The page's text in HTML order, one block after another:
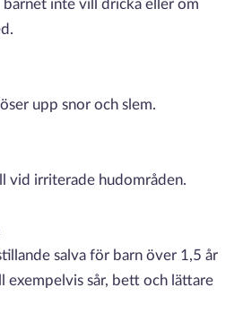
inte vill dricka eller om
upp snor och slem.
vid irriterade hudområden.
salva för barn över 1,5 år
exempelvis sår, bett och lättare